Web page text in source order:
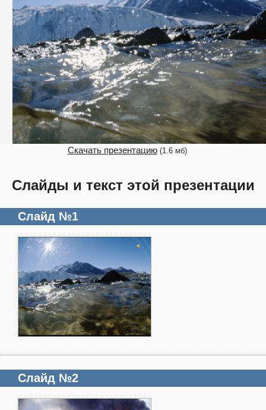
Скачать презентацию(1.6 мб)
Слайды и текст этой презентации
Слайд №1
Слайд №2